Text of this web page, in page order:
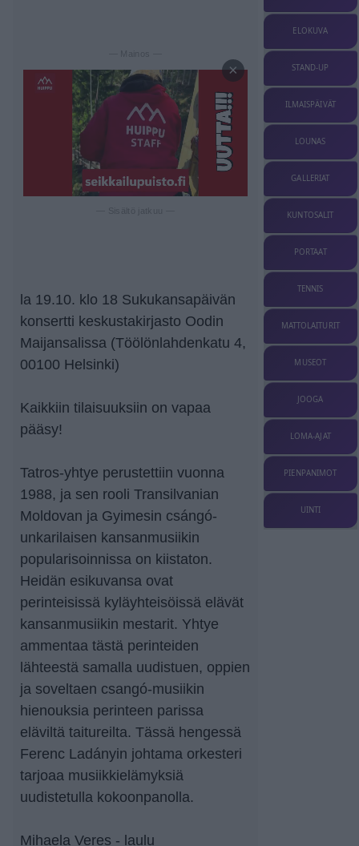
— Mainos —
×
la 19.10. klo 18 Sukukansapäivän
konsertti keskustakirjasto Oodin
Maijansalissa (Töölönlahdenkatu 4,
00100 Helsinki)
Kaikkiin tilaisuuksiin on vapaa
pääsy!
Tatros-yhtye perustettiin vuonna
1988, ja sen rooli Transilvanian
Moldovan ja Gyimesin csángó-
unkarilaisen kansanmusiikin
popularisoinnissa on kiistaton.
Heidän esikuvansa ovat
perinteisissä kyläyhteisöissä elävät
kansanmusiikin mestarit. Yhtye
ammentaa tästä perinteiden
lähteestä samalla uudistuen, oppien
ja soveltaen csangó-musiikin
hienouksia perinteen parissa
eläviltä taitureilta. Tässä hengessä
Ferenc Ladányin johtama orkesteri
tarjoaa musiikkielämyksiä
uudistetulla kokoonpanolla.
Mihaela Veres - laulu
ELOKUVA
STAND-UP
ILMAISPÄIVÄT
LOUNAS
GALLERIAT
KUNTOSALIT
PORTAAT
TENNIS
MATTOLAITURIT
MUSEOT
JOOGA
LOMA-AJAT
PIENPANIMOT
UINTI